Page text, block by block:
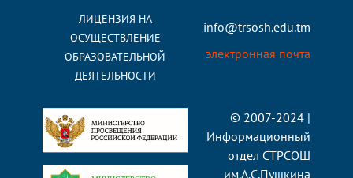
ЛИЦЕНЗИЯ НА
ОСУЩЕСТВЛЕНИЕ
ОБРАЗОВАТЕЛЬНОЙ
ДЕЯТЕЛЬНОСТИ
info@trsosh.edu.tm
электронная почта
© 2007-2024 |
Информационный
отдел СТРСОШ
им.А.С.Пушкина